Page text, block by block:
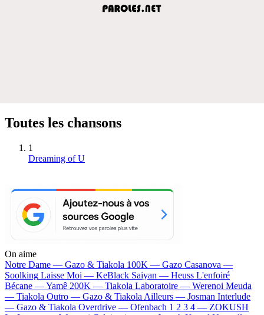
Toutes les chansons
1
Dreaming of U
On aime
Notre Dame — Gazo & Tiakola 100K — Gazo Casanova —
Soolking Laisse Moi — KeBlack Saiyan — Heuss L'enfoiré
Bécane —Yamê 200K — Tiakola Laboratoire — Werenoi Meuda
— Tiakola Outro — Gazo & Tiakola Ailleurs — Josman Interlude
— Gazo & Tiakola Overdrive — Ofenbach 1 2 3 4 — ZOKUSH